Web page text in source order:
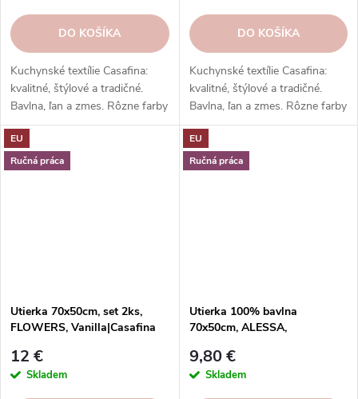
DO KOŠÍKA
Kuchynské textílie Casafina:
kvalitné, štýlové a tradičné.
Bavlna, ľan a zmes. Rôzne farby
a vzory. Hodí sa k riadu a
doplnkom. Skvelý darček.
DO KOŠÍKA
Kuchynské textílie Casafina:
kvalitné, štýlové a tradičné.
Bavlna, ľan a zmes. Rôzne farby
a vzory. Hodí sa k riadu a
doplnkom. Skvelý darček.
EU
Ručná práca
Utierka 70x50cm, set 2ks,
FLOWERS, Vanilla|Casafina
12 €
Skladem
EU
Ručná práca
Utierka 100% bavlna
70x50cm, ALESSA,
9,80 €
Skladem